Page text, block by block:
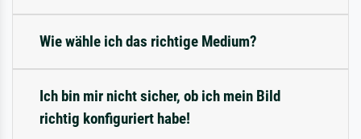
Wie wähle ich das richtige Medium?
Ich bin mir nicht sicher, ob ich mein Bild
richtig konfiguriert habe!